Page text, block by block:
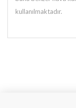
kullanılmaktadır.